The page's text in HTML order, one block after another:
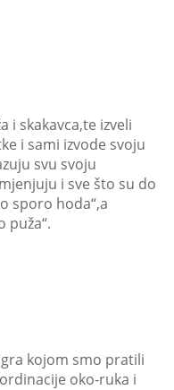
i skakavca,te izveli
i sami izvode svoju
svu svoju
i sve što su do
sporo hoda“,a
puža“.
kojom smo pratili
oko-ruka i